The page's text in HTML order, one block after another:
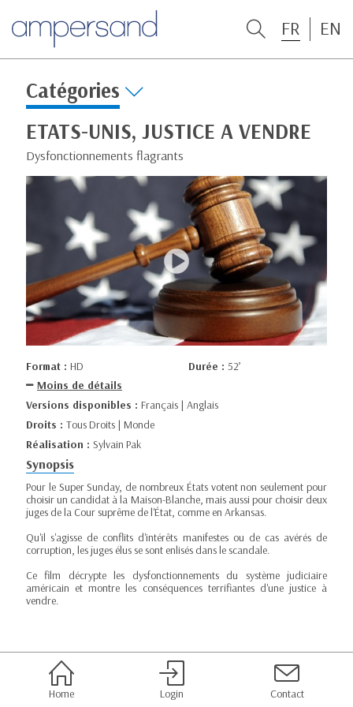
FR EN
Catégories
ETATS-UNIS, JUSTICE A VENDRE
Dysfonctionnements flagrants
Format : HD Durée : 52’
Moins de détails
Versions disponibles : Français | Anglais
Droits : Tous Droits | Monde
Réalisation : Sylvain Pak
Synopsis
Pour le Super Sunday, de nombreux États votent non seulement pour
choisir un candidat à la Maison-Blanche, mais aussi pour choisir deux
juges de la Cour suprême de l'État, comme en Arkansas.
Qu'il s'agisse de conflits d'intérêts manifestes ou de cas avérés de
corruption, les juges élus se sont enlisés dans le scandale.
Ce film décrypte les dysfonctionnements du système judiciaire
américain et montre les conséquences terrifiantes d'une justice à
vendre.
Home Login Contact